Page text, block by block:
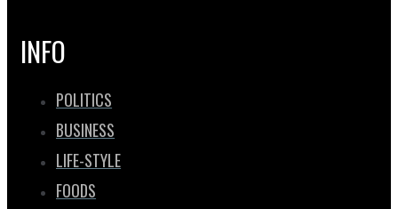
INFO
POLITICS
BUSINESS
LIFE-STYLE
FOODS